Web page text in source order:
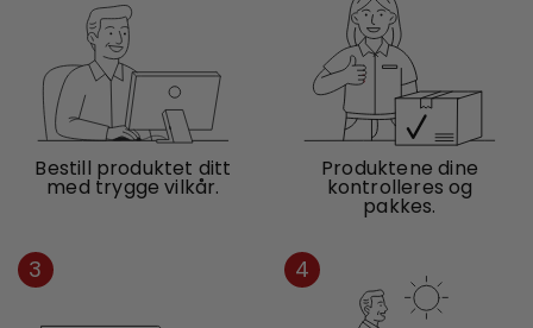
Bestill produktet ditt
med trygge vilkår.
Produktene dine
kontrolleres og
pakkes.
3 4